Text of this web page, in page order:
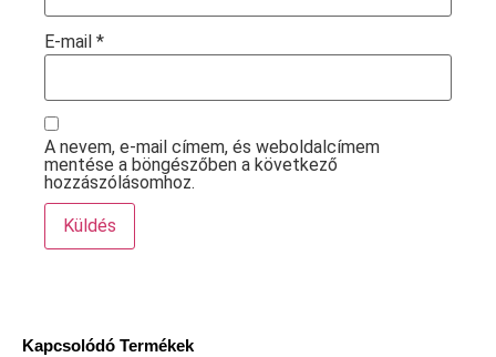
Kapcsolódó Termékek
E-mail *
A nevem, e-mail címem, és weboldalcímem
mentése a böngészőben a következő
hozzászólásomhoz.